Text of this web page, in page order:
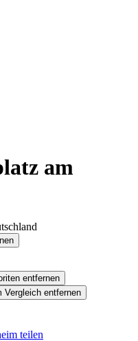
am
entfernen
Vergleich entfernen
teilen